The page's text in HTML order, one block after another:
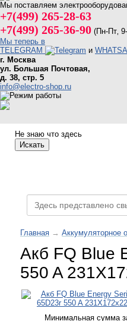
Мы поставляем
+7(499) 265-28-63
+7(499) 265-36-90 (Пн-Пт‚
Мы теперь в
TELEGRAM
и
г. Москва
ул. Большая Почтовая,
д. 38, стр. 5
info@electro-shop.ru
Не знаю что здесь
Искать
Главная → Аккумуляторное
Акб FQ Blue
550 A
Минимальная сумма